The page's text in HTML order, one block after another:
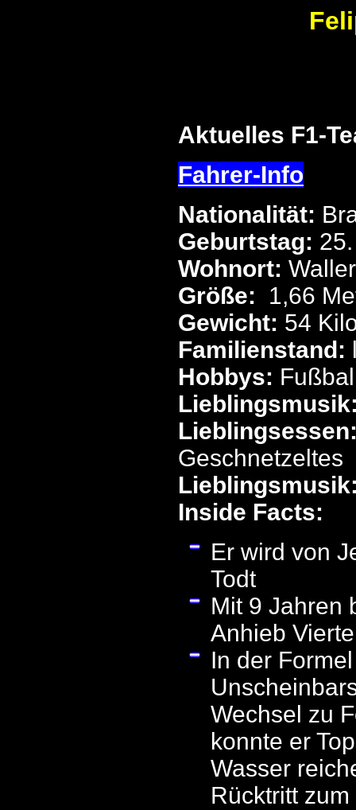
Aktuelles F1-
Fahrer-Info
Nationalität:
Geburtstag:
Wohnort:
Größe: 1,66
Gewicht: 54
Familienstand:
Hobbys:
Geschnetzeltes
Inside Facts:
Er wird von
Todt
Mit 9 Jahren
Anhieb
In der
Wechsel zu
konnte er
Wasser
Rücktritt